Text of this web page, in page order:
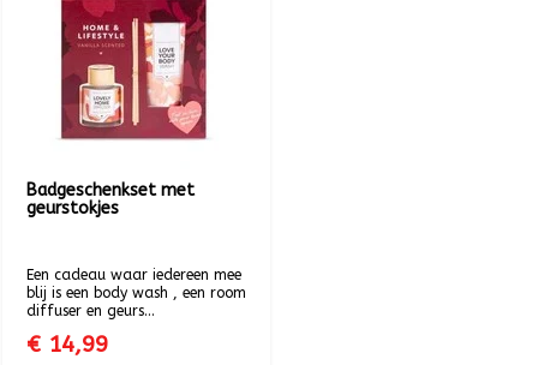
Badgeschenkset met
geurstokjes
Een cadeau waar iedereen mee
blij is een body wash , een room
diffuser en geurs...
€ 14,99